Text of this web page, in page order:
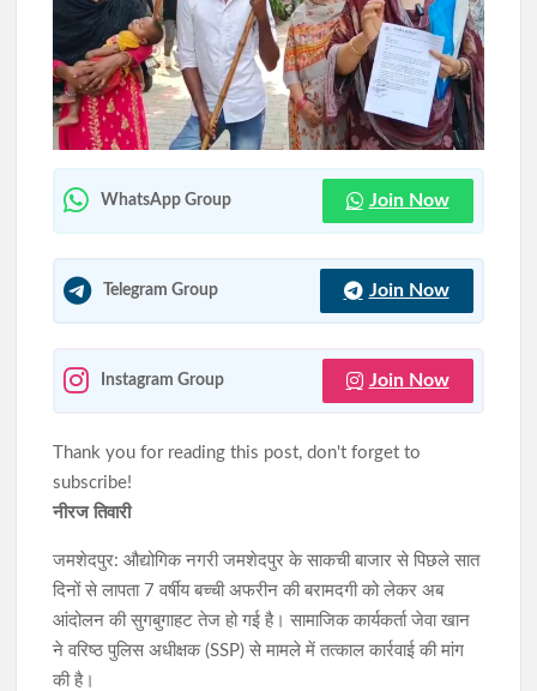
झारखंड की फायर सर्विस हुई और मजबूत, 58 हाईटेक मिस्ट टेक्नोलॉजी
अग्निशमन वाहन बेड़े में शामिल
चांडिल के होटल में गैस रिसाव से लगी आग, दमकल और ग्रामीणों की सूझबूझ
से टला बड़ा हादसा
WhatsApp Group Join Now
Telegram Group Join Now
Instagram Group Join Now
Thank you for reading this post, don't forget to
subscribe!
नीरज तिवारी
जमशेदपुर: औद्योगिक नगरी जमशेदपुर के साकची बाजार से पिछले सात
दिनों से लापता 7 वर्षीय बच्ची अफरीन की बरामदगी को लेकर अब
आंदोलन की सुगबुगाहट तेज हो गई है। सामाजिक कार्यकर्ता जेवा खान
ने वरिष्ठ पुलिस अधीक्षक (SSP) से मामले में तत्काल कार्रवाई की मांग
की है।